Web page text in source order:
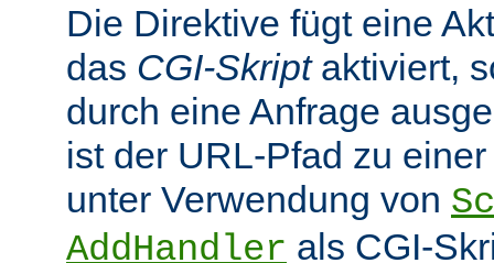
Die Direktive fügt eine
das CGI-Skriptaktiviert,
durch eine Anfrage
ist der URL-Pfad zu
unter Verwendung von
AddHandler als CGI-